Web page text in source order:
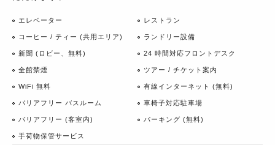
エレベーター レストラン
コーヒー / ティー (共用エリア) ランドリー設備
新聞 (ロビー、無料) 24 時間対応フロントデスク
全館禁煙 ツアー / チケット案内
WiFi 無料 有線インターネット (無料)
バリアフリー バスルーム 車椅子対応駐車場
バリアフリー (客室内) パーキング (無料)
手荷物保管サービス